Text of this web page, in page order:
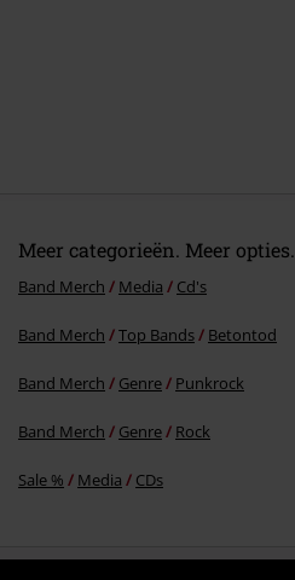
Meer categorieën. Meer opties.
Band Merch Media Cd's
Band Merch Top Bands Betontod
Band Merch Genre Punkrock
Band Merch Genre Rock
Sale % Media CDs